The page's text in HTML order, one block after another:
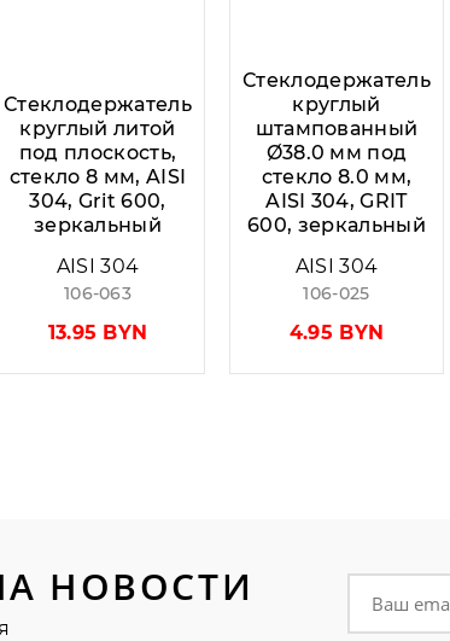
Стеклодержатель
круглый литой
под плоскость,
стекло 8 мм, AISI
304, Grit 600,
зеркальный
AISI 304
106-063
13.95 BYN
Стеклодержатель
круглый
штампованный
Ø38.0 мм под
стекло 8.0 мм,
AISI 304, GRIT
600, зеркальный
AISI 304
106-025
4.95 BYN
НОВОСТИ
Форма